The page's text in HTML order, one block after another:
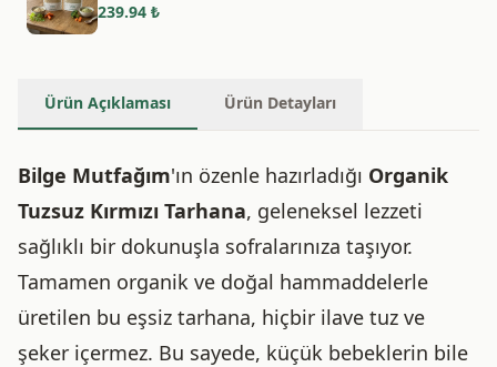
239.94 ₺
Ürün Açıklaması Ürün Detayları
Bilge Mutfağım'ın özenle hazırladığı Organik
Tuzsuz Kırmızı Tarhana, geleneksel lezzeti
sağlıklı bir dokunuşla sofralarınıza taşıyor.
Tamamen organik ve doğal hammaddelerle
üretilen bu eşsiz tarhana, hiçbir ilave tuz ve
şeker içermez. Bu sayede, küçük bebeklerin bile